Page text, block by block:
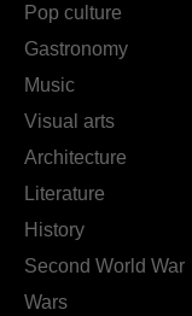
Pop culture
Gastronomy
Music
Visual arts
Architecture
Literature
History
Second World War
Wars